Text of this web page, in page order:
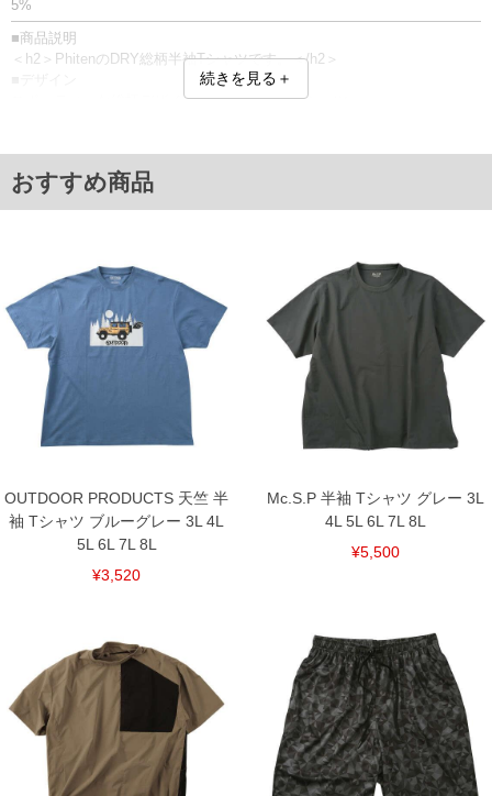
5%
■商品説明
＜h2＞PhitenのDRY総柄半袖Tシャツです。＜/h2＞
スポーティーな総柄デザインが印象的な半袖Tシャツ。
・吸汗速乾機能付きのDRY素材を使用
＝＝＝＝＝＝＝＝＝＝＝＝
透け感：無し
＝＝＝＝＝＝＝＝＝＝＝＝
■その他
【AQUA TITAN(アクアチタン)】
ファイテンの水溶化メタル技術により、チタンをナノレベルで水中に分
散したものです。
この技術を用いた製品を身につけることにより、心身を本来のリラック
ス状態へとサポートします。
プリント／DRY／吸汗速乾／再帰反射／アクアチタン(襟裏テープ部分)
■サイズ表
サイズ/バスト/総丈/裾周り/肩幅/袖丈
3L/130/78/130/58/24
4L/140/80/140/60/25
5L/150/82/150/62/26
※【返品交換について】
返品交換希望の方は、商品到着後1週間以内にご連絡ください。
下着(肌着)やワイシャツは商品の性質上、返品交換不可とさせて頂いております。予め
ご了承くださいませ。
※【ボトムの裾上げをご希望の場合】
裾上げ料金は500円+税となります。
備考欄に股下●cmとご記入下さい。（裾上げ無料対象商品は1本につき税込6,000円以
続きを見る＋
おすすめ商品
OUTDOOR PRODUCTS 天竺 半
袖 Tシャツ ブルーグレー 3L 4L
5L 6L 7L 8L
¥3,520
Mc.S.P 半袖 Tシャツ グレー 3L
4L 5L 6L 7L 8L
¥5,500